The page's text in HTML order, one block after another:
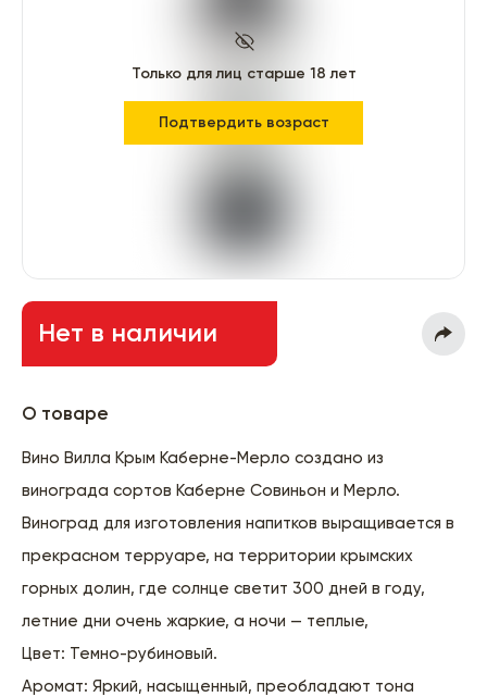
Только для лиц старше 18 лет
Подтвердить возраст
Нет в наличии
О товаре
Вино Вилла Крым Каберне-Мерло создано из
винограда сортов Каберне Совиньон и Мерло.
Виноград для изготовления напитков выращивается в
прекрасном терруаре, на территории крымских
горных долин, где солнце светит 300 дней в году,
летние дни очень жаркие, а ночи — теплые,
Цвет: Темно-рубиновый.
Аромат: Яркий, насыщенный, преобладают тона